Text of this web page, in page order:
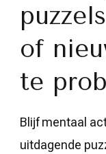
of
te
Blijf mentaal
uitdagende